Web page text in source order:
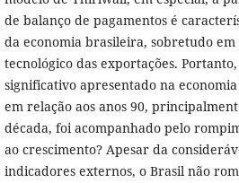
de balanço de pagamentos é
da economia brasileira, sobretudo
tecnológico das exportações.
significativo apresentado na
em relação aos anos 90,
década, foi acompanhado pelo
ao crescimento? Apesar da
indicadores externos, o Brasil não